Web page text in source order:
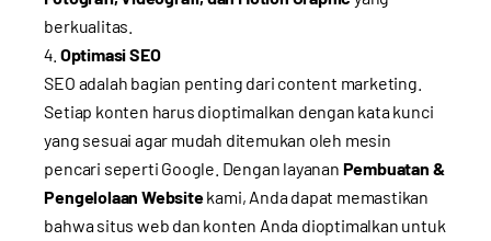
berkualitas.
Optimasi SEO
SEO adalah bagian penting dari content marketing.
Setiap konten harus dioptimalkan dengan kata kunci
yang sesuai agar mudah ditemukan oleh mesin
pencari seperti Google. Dengan layanan Pembuatan &
Pengelolaan Websitekami, Anda dapat memastikan
bahwa situs web dan konten Anda dioptimalkan untuk